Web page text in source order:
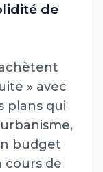
de
» avec
plans qui
budget
cours de